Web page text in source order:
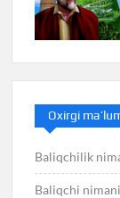
Oxirgi
Baliqchilik
Baliqchi